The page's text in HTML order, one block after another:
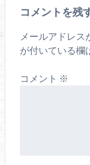
コメントを残
メールアドレス
が付いている欄
コメント ※